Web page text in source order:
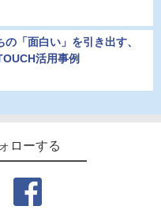
「面白い」を引き出す、
活用事例
ローする